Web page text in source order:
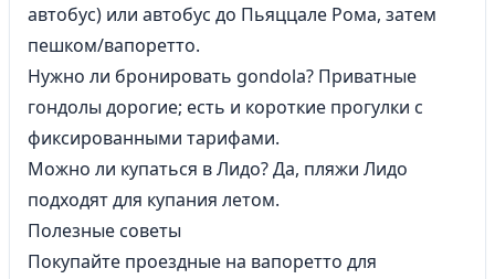
автобус) или автобус до Пьяццале Рома, затем
пешком/вапоретто.
Нужно ли бронировать gondola? Приватные
гондолы дорогие; есть и короткие прогулки с
фиксированными тарифами.
Можно ли купаться в Лидо? Да, пляжи Лидо
подходят для купания летом.
Полезные советы
Покупайте проездные на вапоретто для